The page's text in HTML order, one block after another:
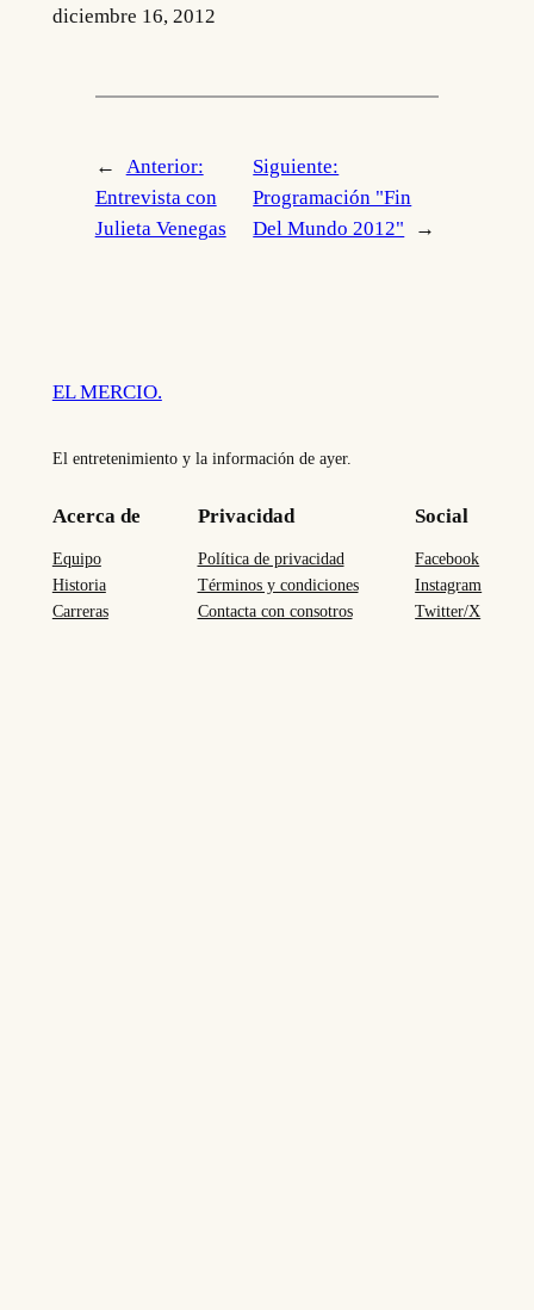
diciembre 16, 2012
←
Anterior:
Entrevista con
Julieta Venegas
Siguiente:
Programación "Fin
Del Mundo 2012"
→
EL MERCIO.
El entretenimiento y la información de ayer.
Acerca de
Equipo
Historia
Carreras
Privacidad
Política de privacidad
Términos y condiciones
Contacta con consotros
Social
Facebook
Instagram
Twitter/X